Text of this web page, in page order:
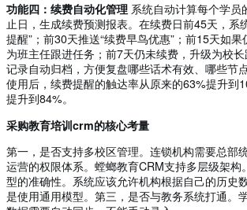
功能四：续费自动化管理 系统自动计算每个学员
止日，生成续费预测报表。在续费日前45天，系
提醒”；前30天推送“续费早鸟优惠”；前15天如
为班主任跟进任务；前7天仍未续费，升级为校
记录自动归档，方便复盘哪些话术有效、哪些节
使用后，续费提醒的触达率从原来的63%提升到
提升到84%。
采购教育培训crm的核心考量
第一，是否支持多校区管理。连锁机构需要总部
运营的权限体系。螳螂教育CRM支持多层级架构
型的准确性。系统应该允许机构根据自己的历史
是使用通用模型。第三，是否与教务系统打通。